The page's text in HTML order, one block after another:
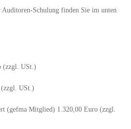
Schulung finden Sie im unten
(zzgl. USt.)
USt.)
(gefma Mitglied) 1.320,00 Euro (zzgl.